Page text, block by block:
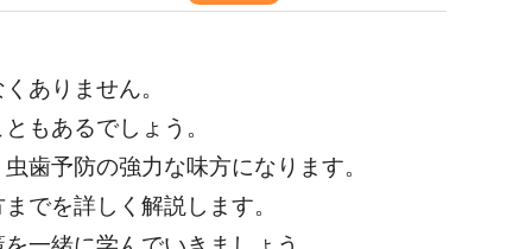
ありません。
もあるでしょう。
歯予防の強力な味方になります。
でを詳しく解説します。